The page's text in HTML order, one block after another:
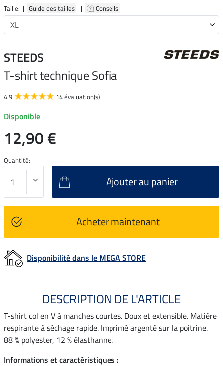
Taille: | Guide des tailles | Conseils
STEEDS
T-shirt technique Sofia
4.9 14 évaluation(s)
Disponible
12,90 €
Quantité:
Ajouter au panier
Acheter maintenant
Disponibilité dans le MEGA STORE
DESCRIPTION DE L'ARTICLE
T-shirt col en V à manches courtes. Doux et extensible. Matière
respirante à séchage rapide. Imprimé argenté sur la poitrine.
88 % polyester, 12 % élasthanne.
Informations et caractéristiques :